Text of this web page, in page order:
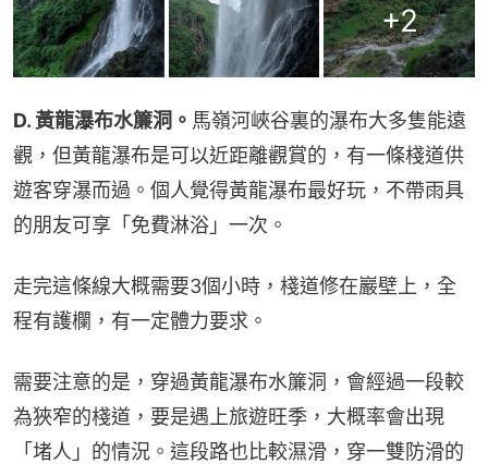
+2
D. 黃龍瀑布水簾洞。 馬嶺河峽谷裏的瀑布大多隻能遠
觀，但黃龍瀑布是可以近距離觀賞的，有一條棧道供
遊客穿瀑而過。個人覺得黃龍瀑布最好玩，不帶雨具
的朋友可享「免費淋浴」一次。
走完這條線大概需要3個小時，棧道修在巖壁上，全
程有護欄，有一定體力要求。
需要注意的是，穿過黃龍瀑布水簾洞，會經過一段較
為狹窄的棧道，要是遇上旅遊旺季，大概率會出現
「堵人」的情況。這段路也比較濕滑，穿一雙防滑的